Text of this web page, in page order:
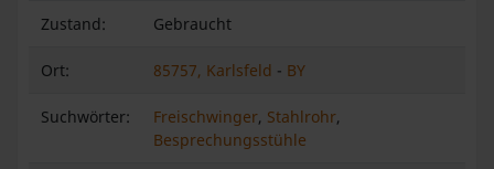
Zustand: Gebraucht
Ort: 85757, Karlsfeld - BY
Suchwörter: Freischwinger, Stahlrohr,
Besprechungsstühle